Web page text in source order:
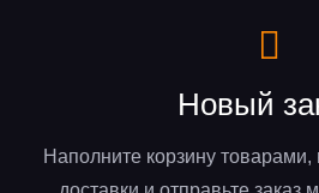
Новый
Наполните корзину